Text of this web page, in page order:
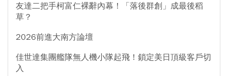
友達二把手柯富仁裸辭內幕！「落後群創」成最後稻
草？
2026前進大南方論壇
佳世達集團艦隊無人機小隊起飛！鎖定美日頂級客戶切
入